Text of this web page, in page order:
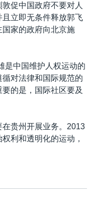
促中国政府不要对人
立即无条件释放郭飞
家的政府向北京施
是中国维护人权运动的
对法律和国际规范的
的是，国际社区要及
贵州开展业务。2013
利和透明化的运动，